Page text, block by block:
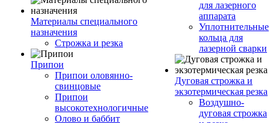
Материалы специального
назначения
Строжка и резка
Припои
Припои оловянно-
свинцовые
Припои
высокотехнологичные
Олово и баббит
для лазерного
аппарата
Уплотнительные
кольца для
лазерной сварки
Дуговая строжка и
экзотермическая резка
Воздушно-
дуговая строжка